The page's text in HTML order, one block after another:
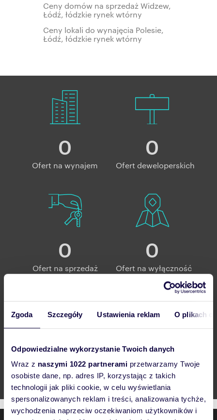
Zgoda Szczegóły Ustawienia reklam O plikach
Odpowiedzialne wykorzystanie Twoich danych
Wraz z naszymi 1022 partnerami przetwarzamy Twoje
osobiste dane, np. adres IP, korzystając z takich
technologii jak pliki cookie, w celu wyświetlania
spersonalizowanych reklam i treści, analizowania tychże,
wychodzenia naprzeciw oczekiwaniom użytkowników i
Ceny domów na sprzedaż Widzew,
Łódź, łódzkie rynek wtórny
Ceny lokali do wynajęcia Polesie,
Łódź, łódzkie rynek wtórny
0
Ofert na wynajem
0
Ofert deweloperskich
0
Ofert na sprzedaż
0
Ofert na wyłączność
0
Obniżonych ofert